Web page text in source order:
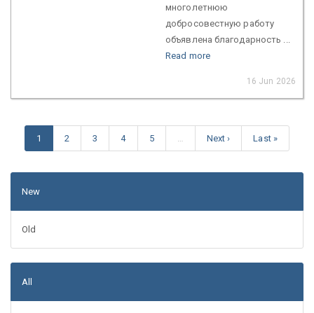
многолетнюю
добросовестную работу
объявлена благодарность ...
Read more
16 Jun 2026
1 2 3 4 5 Next › Last »
New
Old
All